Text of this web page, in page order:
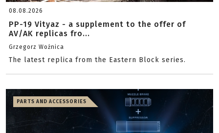
08.08.2026
PP-19 Vityaz - a supplement to the offer of
AV/AK replicas fro...
Grzegorz Woźnica
The latest replica from the Eastern Block series.
PARTS AND ACCESSORIES